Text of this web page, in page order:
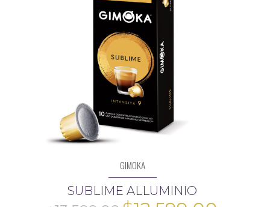
GIMOKA
SUBLIME ALLUMINIO